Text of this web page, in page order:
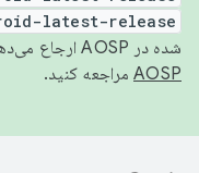
latest-release
شده در AOSP ارجاع می‌دهد. برای اطلاعات بیشتر، به
AOSP مراجعه کنید.